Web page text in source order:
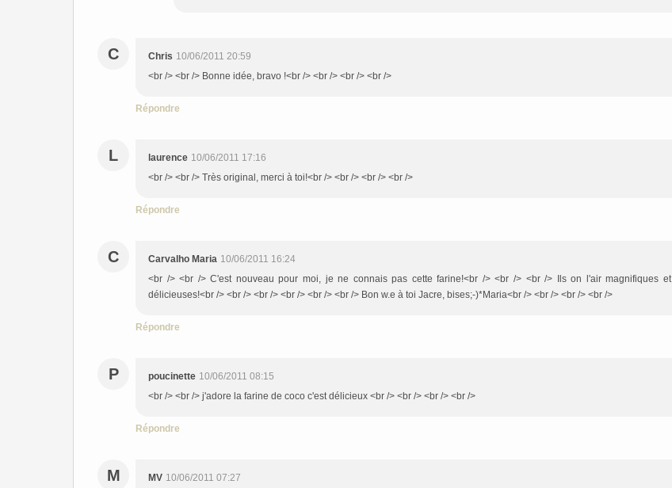
C Chris 10/06/2011 20:59
<br /> <br /> Bonne idée, bravo !<br /> <br /> <br /> <br />
Répondre
L laurence 10/06/2011 17:16
<br /> <br /> Très original, merci à toi!<br /> <br /> <br /> <br />
Répondre
C Carvalho Maria 10/06/2011 16:24
<br /> <br /> C'est nouveau pour moi, je ne connais pas cette farine!<br /> <br /> <br /> Ils on l'air magnifiques et
délicieuses!<br /> <br /> <br /> <br /> <br /> <br /> Bon w.e à toi Jacre, bises;-)*Maria<br /> <br /> <br /> <br />
Répondre
P poucinette 10/06/2011 08:15
<br /> <br /> j'adore la farine de coco c'est délicieux <br /> <br /> <br /> <br />
Répondre
M MV 10/06/2011 07:27